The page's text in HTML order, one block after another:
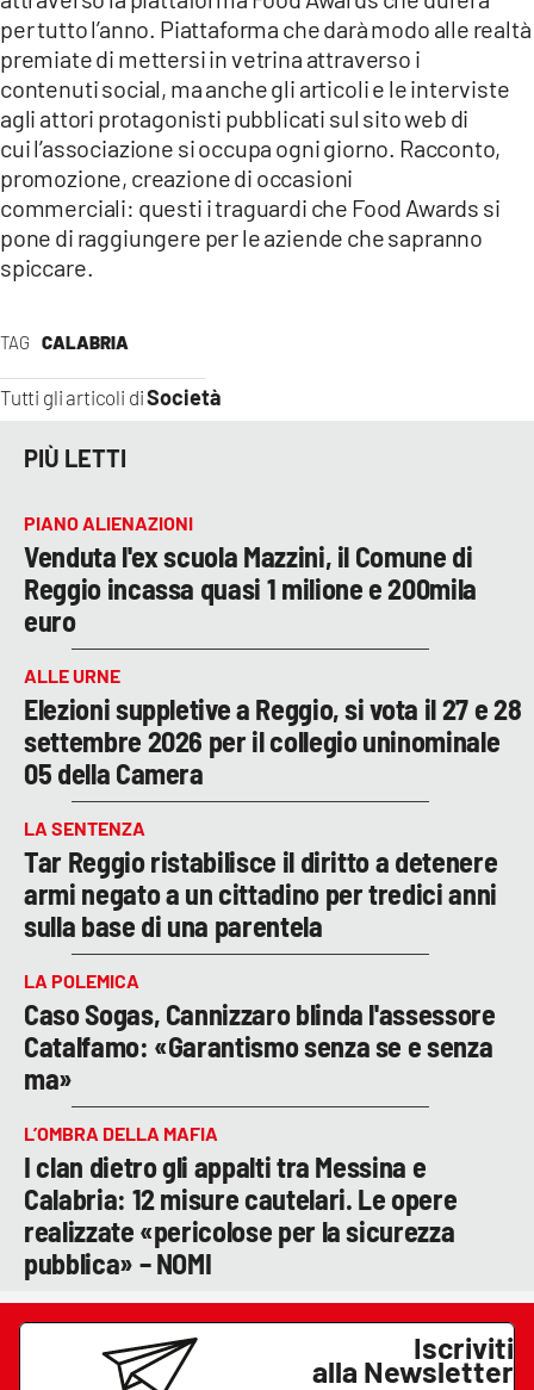
TAG CALABRIA
Tutti gli articoli diSocietà
per tutto l’anno. Piattaforma che darà modo alle realtà
premiate di mettersi in vetrina attraverso i
contenuti social, ma anche gli articoli e le interviste
agli attori protagonisti pubblicati sul sito web di
cui l’associazione si occupa ogni giorno. Racconto,
promozione, creazione di occasioni
commerciali: questi i traguardi che Food Awards si
pone di raggiungere per le aziende che sapranno
spiccare.
PIÙ LETTI
PIANO ALIENAZIONI
Venduta l'ex scuola Mazzini, il Comune di
Reggio incassa quasi 1 milione e 200mila
euro
ALLE URNE
Elezioni suppletive a Reggio, si vota il 27 e 28
settembre 2026 per il collegio uninominale
05 della Camera
LA SENTENZA
Tar Reggio ristabilisce il diritto a detenere
armi negato a un cittadino per tredici anni
sulla base di una parentela
LA POLEMICA
Caso Sogas, Cannizzaro blinda l'assessore
Catalfamo: «Garantismo senza se e senza
ma»
L’OMBRA DELLA MAFIA
I clan dietro gli appalti tra Messina e
Calabria: 12 misure cautelari. Le opere
realizzate «pericolose per la sicurezza
pubblica» – NOMI
Iscriviti
alla Newsletter